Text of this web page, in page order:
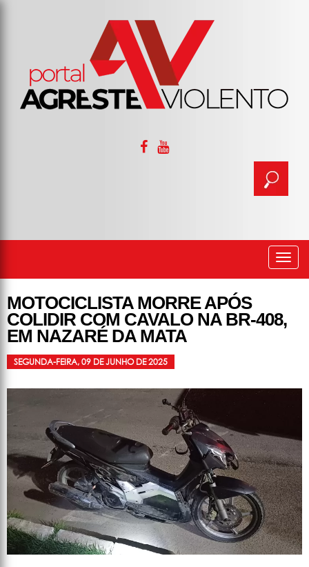
MOTOCICLISTA MORRE APÓS
COLIDIR COM CAVALO NA BR-408,
EM NAZARÉ DA MATA
SEGUNDA-FEIRA, 09 DE JUNHO DE 2025